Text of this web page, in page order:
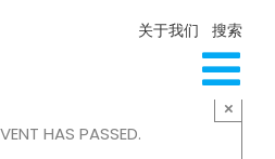
关于我们 搜索
HAS PASSED.
×